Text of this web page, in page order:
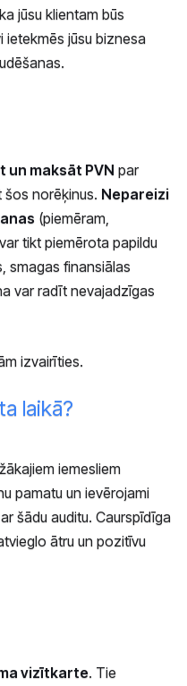
jūsu klientam būs
ietekmēs jūsu biznesa
un maksāt PVN par
šos norēķinus. Nepareizi
(piemēram,
tikt piemērota papildu
smagas finansiālas
var radīt nevajadzīgas
izvairīties.
laikā?
iemesliem
pamatu un ievērojami
šādu auditu. Caurspīdīga
ātru un pozitīvu
vizītkarte. Tie